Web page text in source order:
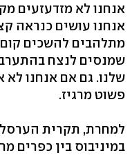
אנחנו לא מזדעזעים
אנחנו עושים כנראה
מתלהבים להשכים
שמנסים לנצח
שלנו. גם אם אנחנו לא
פשוט מרגיז.
למחרת, תקרית הערסל
במיניבוס בין כפרים